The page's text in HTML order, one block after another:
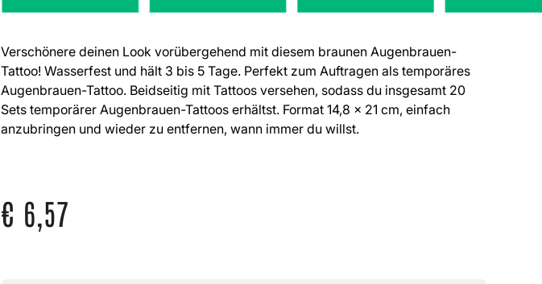
Verschönere deinen Look vorübergehend mit diesem braunen Augenbrauen-
Tattoo! Wasserfest und hält 3 bis 5 Tage. Perfekt zum Auftragen als temporäres
Augenbrauen-Tattoo. Beidseitig mit Tattoos versehen, sodass du insgesamt 20
Sets temporärer Augenbrauen-Tattoos erhältst. Format 14,8 x 21 cm, einfach
anzubringen und wieder zu entfernen, wann immer du willst.
€ 6,57